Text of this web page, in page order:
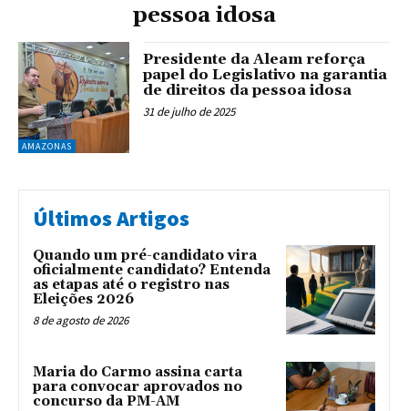
pessoa idosa
AMAZONAS
Presidente da Aleam reforça
papel do Legislativo na garantia
de direitos da pessoa idosa
31 de julho de 2025
Últimos Artigos
Quando um pré-candidato vira
oficialmente candidato? Entenda
as etapas até o registro nas
Eleições 2026
8 de agosto de 2026
Maria do Carmo assina carta
para convocar aprovados no
concurso da PM-AM